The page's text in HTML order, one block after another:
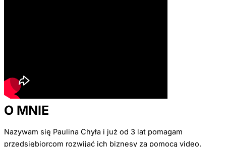
O MNIE
Nazywam się Paulina Chyła i już od 3 lat pomagam
przedsiębiorcom rozwijać ich biznesy za pomocą video.